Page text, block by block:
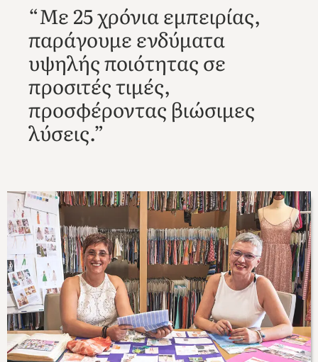
“Με 25 χρόνια εμπειρίας,
παράγουμε ενδύματα
υψηλής ποιότητας σε
προσιτές τιμές,
προσφέροντας βιώσιμες
λύσεις.”